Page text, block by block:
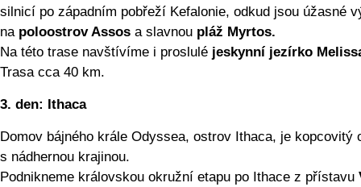
silnicí po západním pobřeží Kefalonie, odkud jsou úžasné
na poloostrov Assos a slavnou pláž Myrtos.
Na této trase navštívíme i proslulé jeskynní jezírko
Trasa cca 40 km.
3. den: Ithaca
Domov bájného krále Odyssea, ostrov Ithaca, je kopcovitý
s nádhernou krajinou.
Podnikneme královskou okružní etapu po Ithace z přístavu